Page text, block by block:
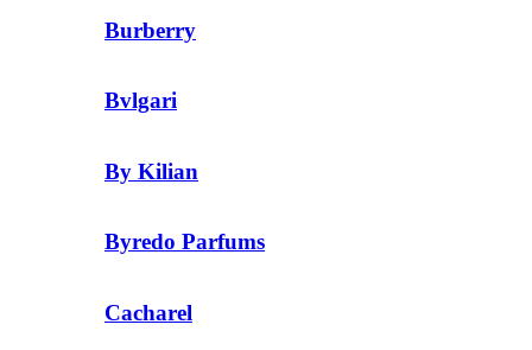
Burberry
Bvlgari
By Kilian
Byredo Parfums
Cacharel